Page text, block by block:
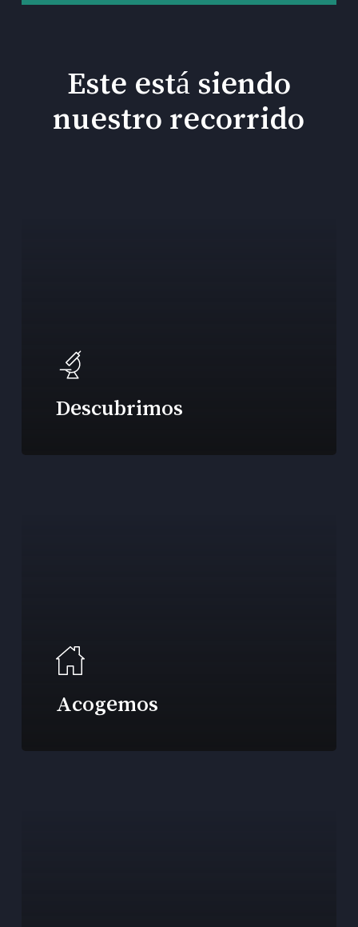
Este está siendo
nuestro recorrido
Descubrimos
Acogemos